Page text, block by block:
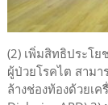
(2) เพิ่มสิทธิประโ
ผู้ป่วยโรคไต สาม
ล้างช่องท้องด้วยเ